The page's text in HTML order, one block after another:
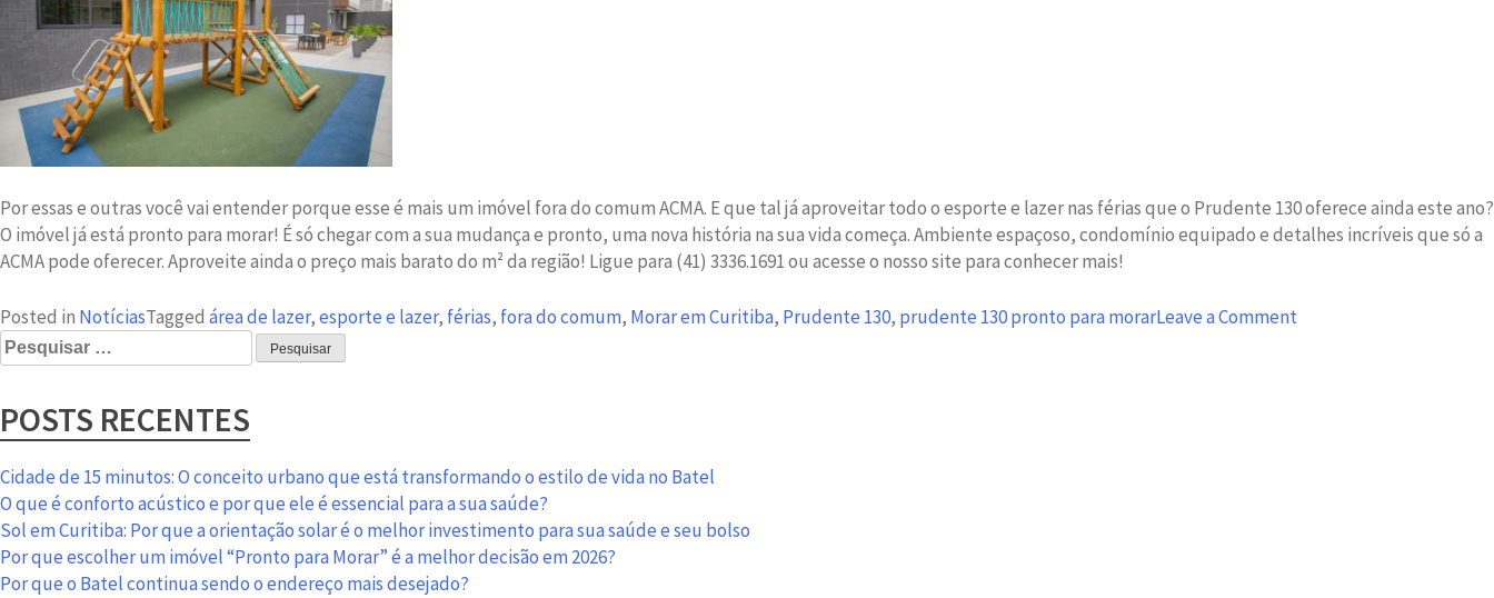
Por essas e outras você vai entender porque esse é mais um imóvel fora do comum ACMA. E que tal já aproveitar todo o esporte e lazer nas férias que o Prudente 130 oferece ainda este ano?
O imóvel já está pronto para morar! É só chegar com a sua mudança e pronto, uma nova história na sua vida começa. Ambiente espaçoso, condomínio equipado e detalhes incríveis que só a
ACMA pode oferecer. Aproveite ainda o preço mais barato do m² da região! Ligue para (41) 3336.1691 ou acesse o nosso site para conhecer mais!
Posted in NotíciasTagged área de lazer,esporte e lazer, férias, fora do comum, Morar em Curitiba, Prudente 130, prudente 130 pronto para morarLeave a Comment
Pesquisar
por:
POSTS RECENTES
Cidade de 15 minutos: O conceito urbano que está transformando o estilo de vida no Batel
O que é conforto acústico e por que ele é essencial para a sua saúde?
Sol em Curitiba: Por que a orientação solar é o melhor investimento para sua saúde e seu bolso
Por que escolher um imóvel “Pronto para Morar” é a melhor decisão em 2026?
Por que o Batel continua sendo o endereço mais desejado?